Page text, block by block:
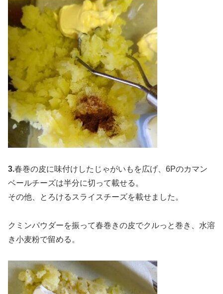
3.春巻の皮に味付けしたじゃがいもを広げ、6Pのカマン
ベールチーズは半分に切って載せる。
その他、とろけるスライスチーズを載せました。
クミンパウダーを振って春巻きの皮でクルっと巻き、水溶
き小麦粉で留める。